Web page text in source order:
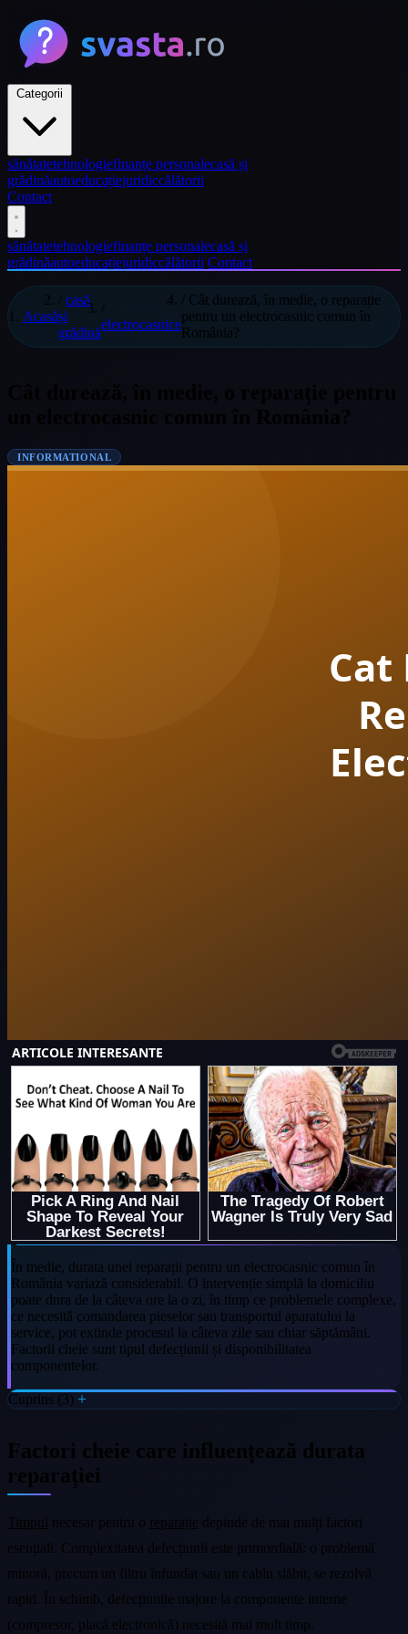
sănătatetehnologiefinanțe personalecasă și
grădinăautoeducațiejuridiccălătorii
Contact
sănătatetehnologiefinanțe personalecasă și
grădinăautoeducațiejuridiccălătorii Contact
Acasă
casă
și
grădină
electrocasnice
/ Cât durează, în medie, o reparație
pentru un electrocasnic comun în
România?
Cât durează, în medie, o reparație pentru
un electrocasnic comun în România?
INFORMATIONAL
În medie, durata unei reparații pentru un electrocasnic comun în
România variază considerabil. O intervenție simplă la domiciliu
poate dura de la câteva ore la o zi, în timp ce problemele complexe,
ce necesită comandarea pieselor sau transportul aparatului la
service, pot extinde procesul la câteva zile sau chiar săptămâni.
Factorii cheie sunt tipul defecțiunii și disponibilitatea
componentelor.
Cuprins (3)
Factori cheie care influențează durata
reparației
Timpul necesar pentru o reparație depinde de mai mulți factori
esențiali. Complexitatea defecțiunii este primordială: o problemă
minoră, precum un filtru înfundat sau un cablu slăbit, se rezolvă
rapid. În schimb, defecțiunile majore la componente interne
(compresor, placă electronică) necesită mai mult timp.